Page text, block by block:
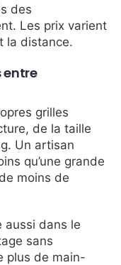
des
Les prix varient
la distance.
entre
grilles
de la taille
Un artisan
qu’une grande
moins de
aussi dans le
sans
plus de main-